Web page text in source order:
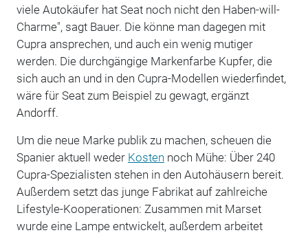
viele Autokäufer hat Seat noch nicht den Haben-will-
Charme", sagt Bauer. Die könne man dagegen mit
Cupra ansprechen, und auch ein wenig mutiger
werden. Die durchgängige Markenfarbe Kupfer, die
sich auch an und in den Cupra-Modellen wiederfindet,
wäre für Seat zum Beispiel zu gewagt, ergänzt
Andorff.
Um die neue Marke publik zu machen, scheuen die
Spanier aktuell weder Kosten noch Mühe: Über 240
Cupra-Spezialisten stehen in den Autohäusern bereit.
Außerdem setzt das junge Fabrikat auf zahlreiche
Lifestyle-Kooperationen: Zusammen mit Marset
wurde eine Lampe entwickelt, außerdem arbeitet